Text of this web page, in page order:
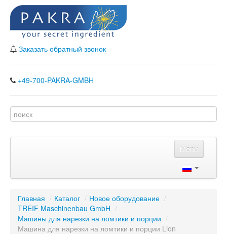
Заказать обратный звонок
+49-700-PAKRA-GMBH
Menu
Наши партнеры
Консалтинг
Главная / Каталог / Новое оборудование /
TREIF Maschinenbau GmbH /
Машины для нарезки на ломтики и порции /
Машина для нарезки на ломтики и порции Lion